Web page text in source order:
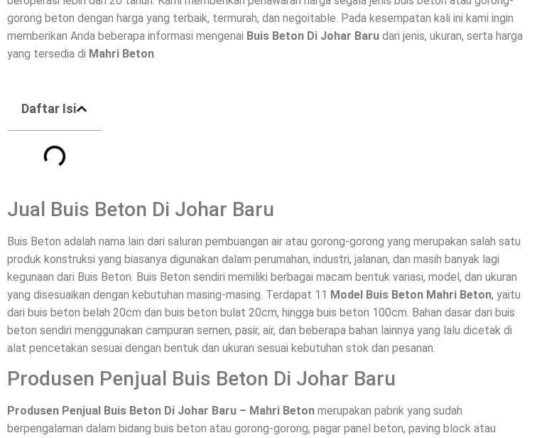
gorong beton dengan harga yang terbaik, termurah, dan negoitable. Pada kesempatan kali ini kami ingin
memberikan Anda beberapa informasi mengenai Buis Beton Di Johar Baru dari jenis, ukuran, serta harga
yang tersedia di Mahri Beton
Daftar Isi
Jual Buis Beton Di Johar Baru
Buis Beton adalah nama lain dari saluran pembuangan air atau gorong-gorong yang merupakan salah satu
produk konstruksi yang biasanya digunakan dalam perumahan, industri, jalanan, dan masih banyak lagi
kegunaan dari Buis Beton. Buis Beton sendiri memiliki berbagai macam bentuk variasi, model, dan ukuran
yang disesuaikan dengan kebutuhan masing-masing. Terdapat 11 Model Buis Beton Mahri Beton, yaitu
dari buis beton belah 20cm dan buis beton bulat 20cm, hingga buis beton 100cm. Bahan dasar dari buis
beton sendiri menggunakan campuran semen, pasir, air, dan beberapa bahan lainnya yang lalu dicetak di
alat pencetakan sesuai dengan bentuk dan ukuran sesuai kebutuhan stok dan pesanan.
Produsen Penjual Buis Beton Di Johar Baru
Produsen Penjual Buis Beton Di Johar Baru – Mahri Beton merupakan pabrik yang sudah
berpengalaman dalam bidang buis beton atau gorong-gorong, pagar panel beton, paving block atau